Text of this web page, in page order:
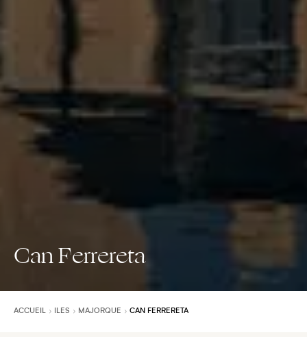
Can Ferrereta
ACCUEIL ILES MAJORQUE CAN FERRERETA